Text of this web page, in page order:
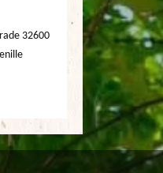
32600